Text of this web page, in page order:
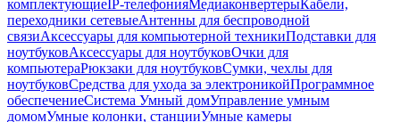
комплектующиеIP-телефонияМедиаконвертерыКабели,
переходники сетевыеАнтенны для беспроводной
связиАксессуары для компьютерной техникиПодставки для
ноутбуковАксессуары для ноутбуковОчки для
компьютераРюкзаки для ноутбуковСумки, чехлы для
ноутбуковСредства для ухода за электроникойПрограммное
обеспечениеСистема Умный домУправление умным
домомУмные колонки, станцииУмные камеры